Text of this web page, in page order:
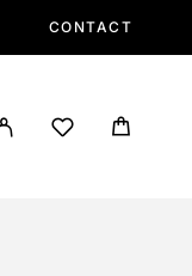
CONTACT